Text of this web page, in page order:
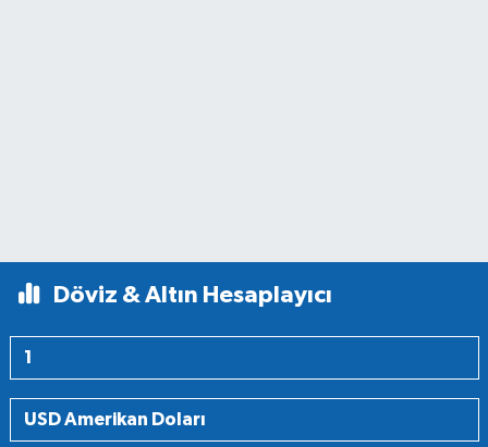
Döviz & Altın Hesaplayıcı